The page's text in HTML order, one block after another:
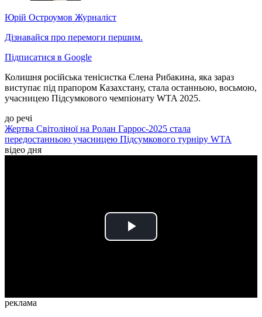
Юрій Остроумов Журналіст
Дізнавайся про перемоги першим.
Підписатися в Google
Колишня російська тенісистка Єлена Рибакина, яка зараз
виступає під прапором Казахстану, стала останньою, восьмою,
учасницею Підсумкового чемпіонату WTA 2025.
до речі
Жертва Світоліної на Ролан Гаррос-2025 стала
передостанньою учасницею Підсумкового турніру WTA
відео дня
Play
реклама